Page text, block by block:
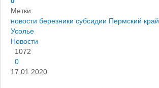
Метки:
новости березники субсидии Пермский край
Усолье
Новости
1072
0
17.01.2020